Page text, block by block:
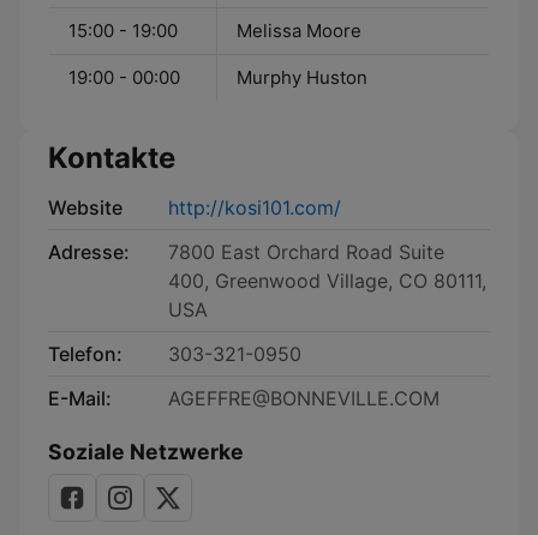
15:00 - 19:00 Melissa Moore
19:00 - 00:00 Murphy Huston
Kontakte
Website
http://kosi101.com/
Adresse:
7800 East Orchard Road Suite
400, Greenwood Village, CO 80111,
USA
Telefon:
303-321-0950
E-Mail:
AGEFFRE@BONNEVILLE.COM
Soziale Netzwerke